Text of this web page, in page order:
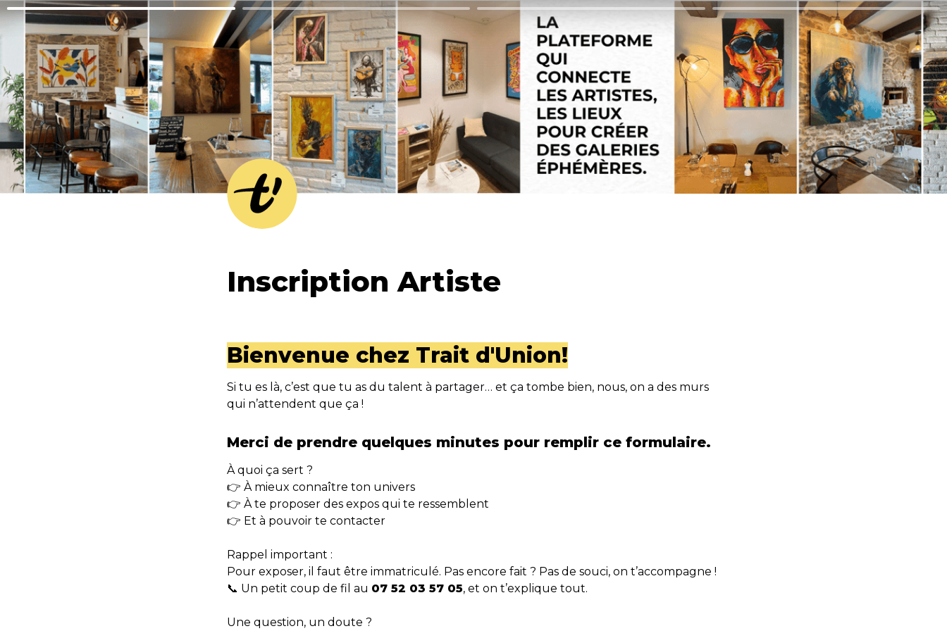
Inscription Artiste
Bienvenue chez Trait d'Union!
Si tu es là, c’est que tu as du talent à partager… et ça tombe bien, nous, on a des murs
qui n’attendent que ça !
À quoi ça sert ?
👉 À mieux connaître ton univers
👉 À te proposer des expos qui te ressemblent
👉 Et à pouvoir te contacter
Rappel important :
Pour exposer, il faut être immatriculé. Pas encore fait ? Pas de souci, on t’accompagne !
📞 Un petit coup de fil au 07 52 03 57 05, et on t’explique tout.
Une question, un doute ?